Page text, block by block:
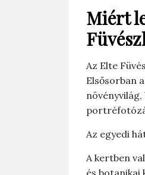
Miért
Az Elte
Elsősorban
Az egyedi
A kertben
és botanikai